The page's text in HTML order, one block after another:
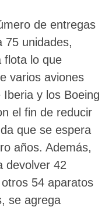
de entregas
75 unidades,
flota lo que
varios aviones
y los Boeing
el fin de reducir
que se espera
años. Además,
devolver 42
54 aparatos
se agrega